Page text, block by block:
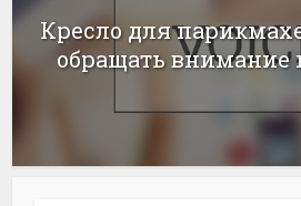
Кресло для
обращать внимание